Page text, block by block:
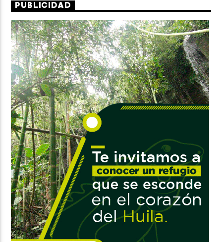
PUBLICIDAD